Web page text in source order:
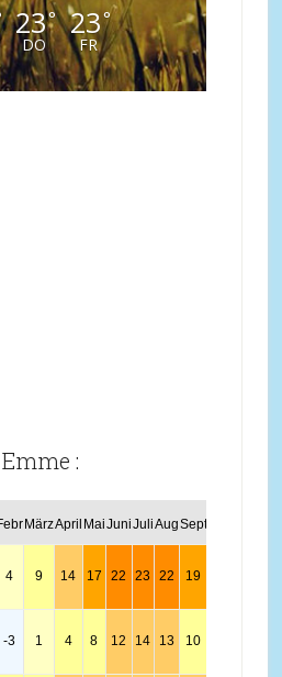
23°
DO
23°
FR
:
MärzApril MaiJuniJuliAugSept
4 9 14 17 22 23 22 19
-3 1 4 8 12 14 13 10